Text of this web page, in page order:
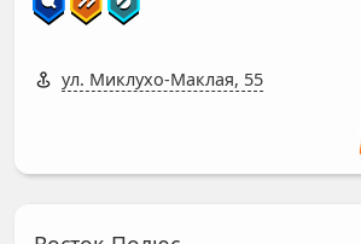
ул. Миклухо-Маклая, 55